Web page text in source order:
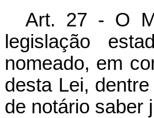
Art. 27 - O
legislação
nomeado, em
desta Lei,
de notário saber